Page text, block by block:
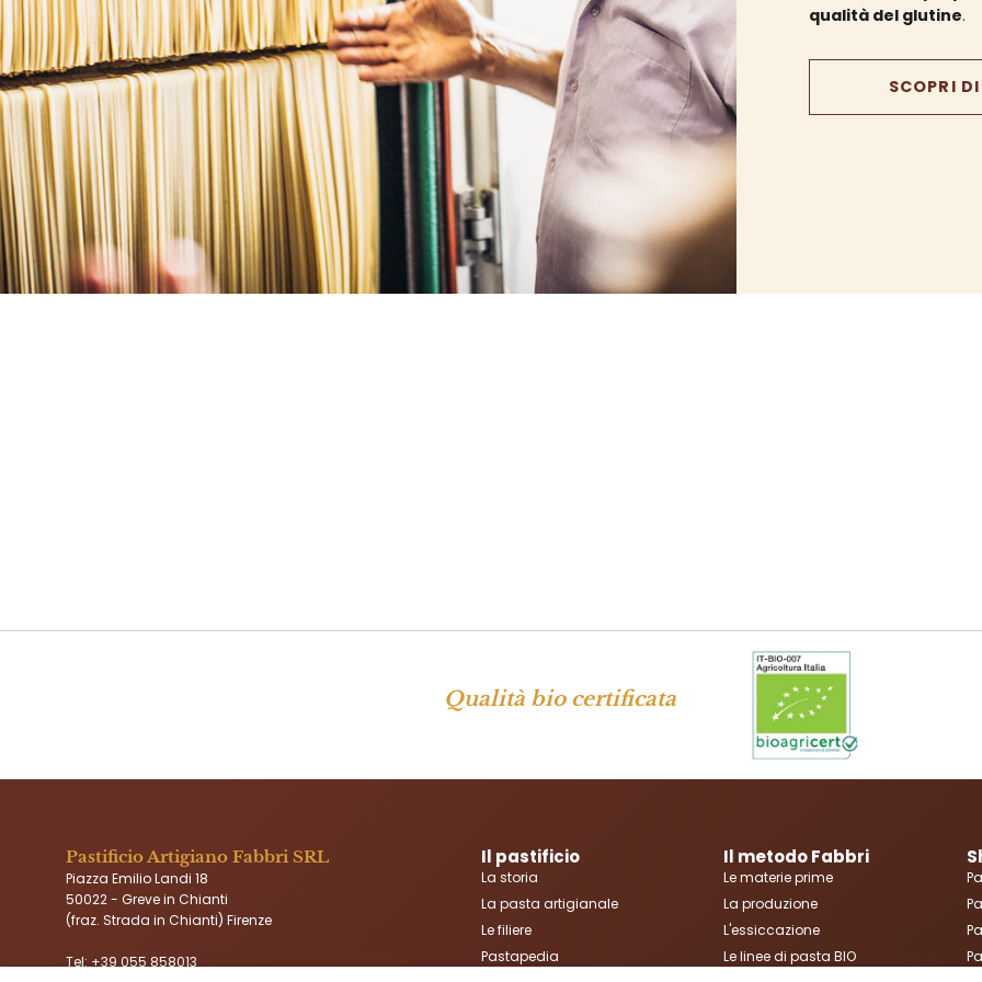
qualità del glutine.
SCOPRI
Qualità bio certificata
Pastificio Artigiano Fabbri SRL
Piazza Emilio Landi 18
50022 - Greve in Chianti
(fraz. Strada in Chianti) Firenze
Tel: +39 055 858013
Il pastificio
La storia
La pasta artigianale
Le filiere
Pastapedia
Il metodo Fabbri
Le materie prime
La produzione
L'essiccazione
Le linee di pasta BIO